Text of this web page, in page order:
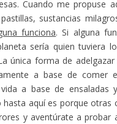
Cuando me propuse
sustancias
funciona. Si alguna
sería quien tuviera
única forma de
a base de comer
a base de ensaladas
aquí es porque otras
y aventúrate a probar